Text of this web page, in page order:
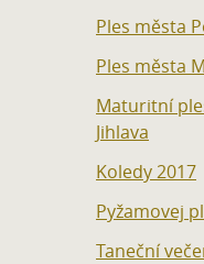
Ples města
Ples města
Maturitní
Jihlava
Koledy 2017
Pyžamovej
Taneční